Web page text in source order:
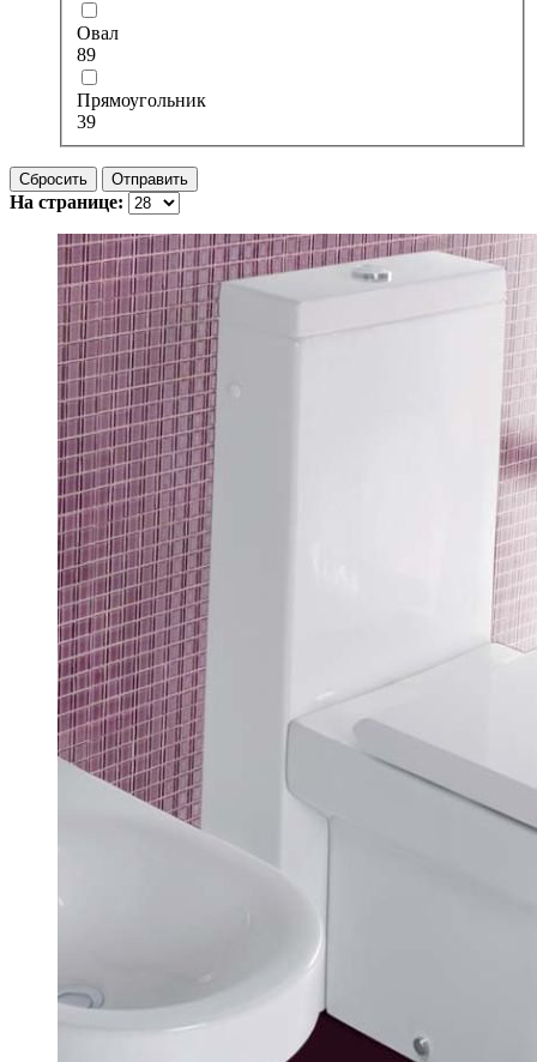
Овал
89
Прямоугольник
39
Сбросить Отправить
На странице: